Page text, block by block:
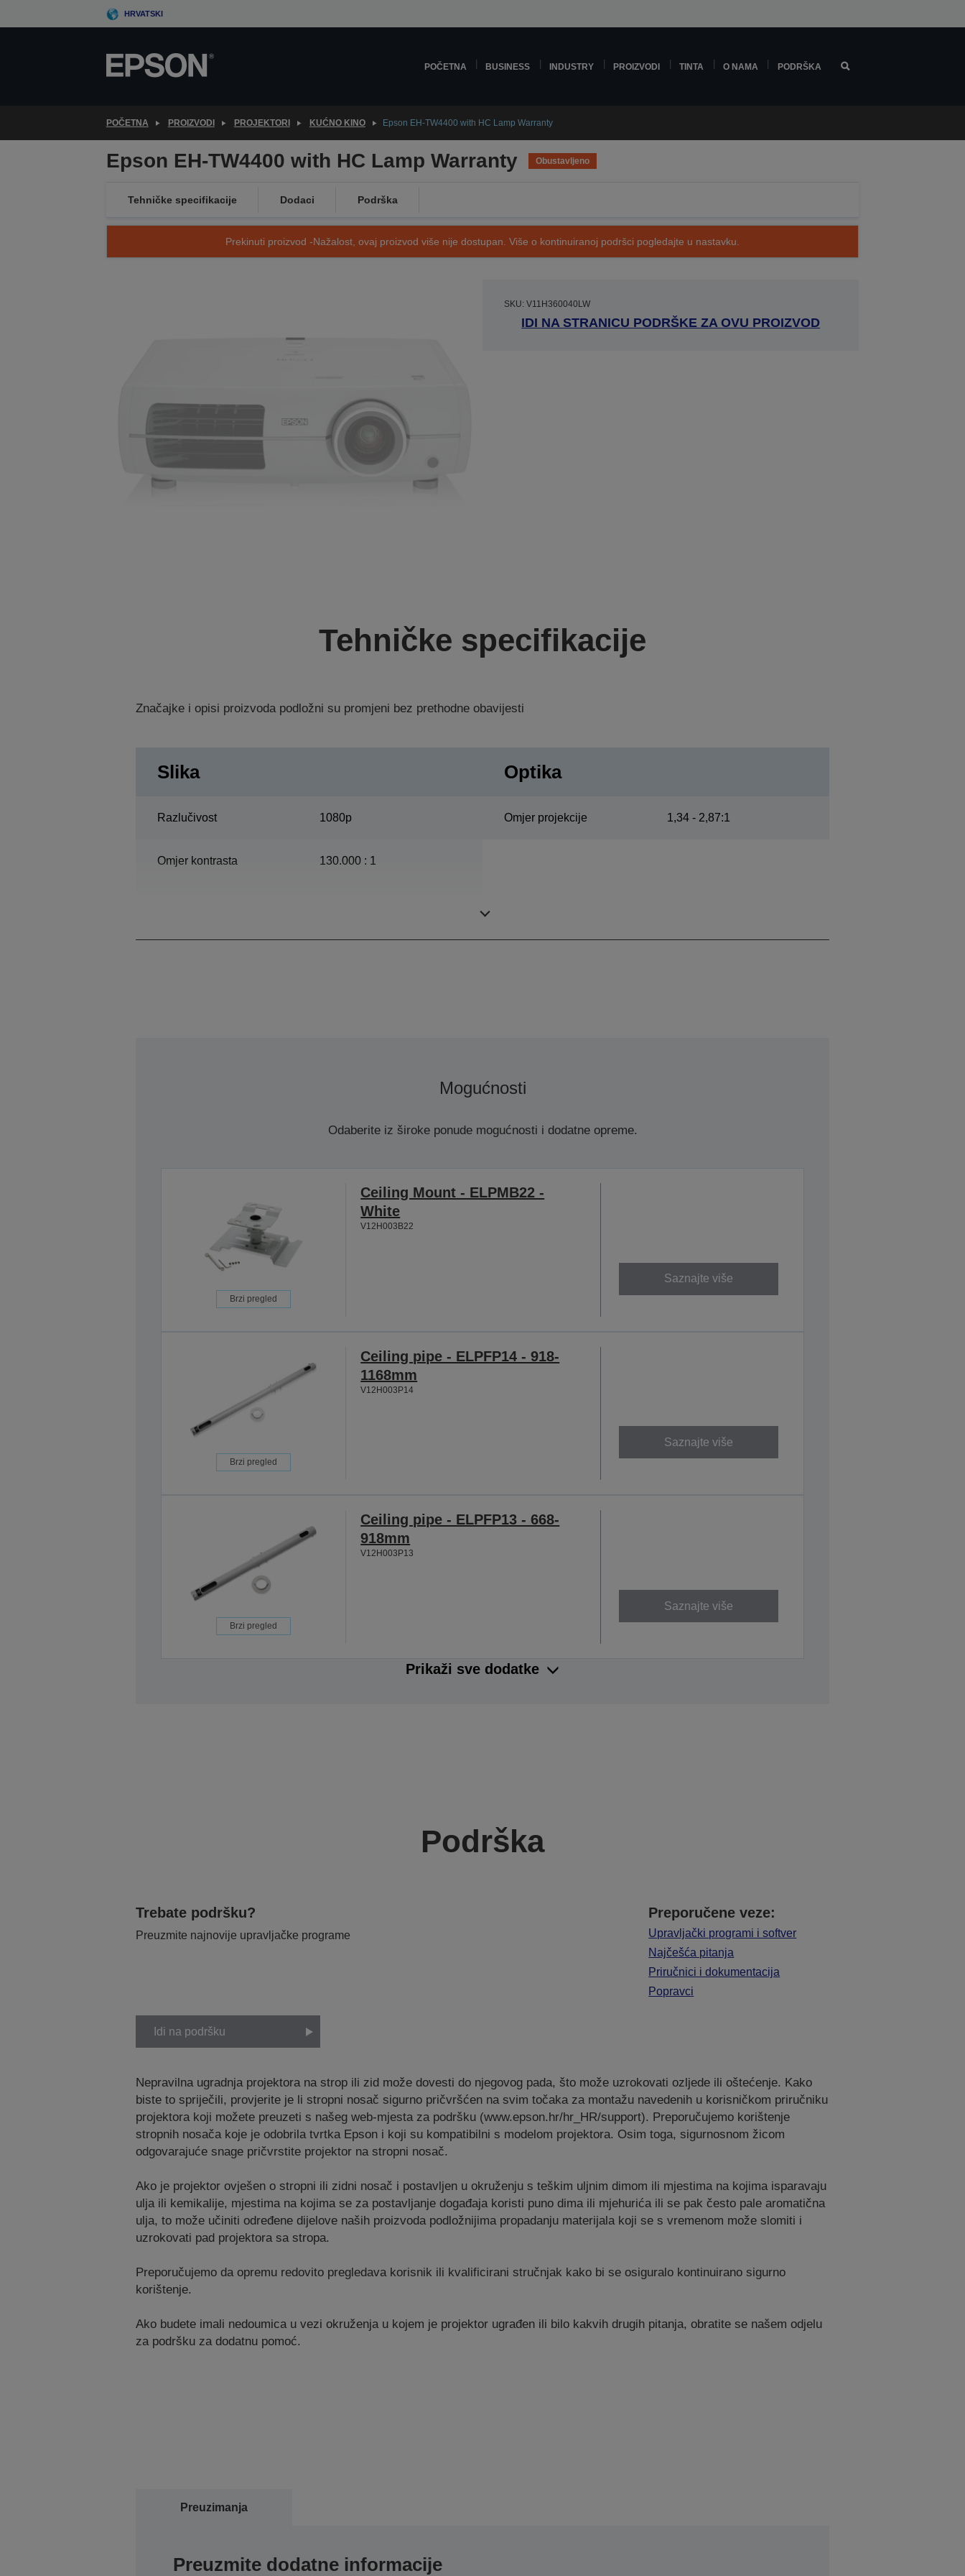
to
HRVATSKI
POČETNA BUSINESS INDUSTRY PROIZVODI TINTA O NAMA PODRŠKA
POČETNA PROIZVODI PROJEKTORI KUĆNO KINO Epson EH-TW4400 with HC Lamp Warranty
Epson EH-TW4400 with HC Lamp Warranty Obustavljeno
Tehničke specifikacije Dodaci Podrška
Prekinuti proizvod -Nažalost, ovaj proizvod više nije dostupan. Više o kontinuiranoj podršci pogledajte u nastavku.
SKU: V11H360040LW
IDI NA STRANICU PODRŠKE ZA OVU PROIZVOD
Tehničke specifikacije
Značajke i opisi proizvoda podložni su promjeni bez prethodne obavijesti
Slika
Razlučivost 1080p
Omjer kontrasta 130.000 : 1
Optika
Omjer projekcije 1,34 - 2,87:1
Mogućnosti
Odaberite iz široke ponude mogućnosti i dodatne opreme.
Brzi pregled
Ceiling Mount - ELPMB22 -
White
V12H003B22
Saznajte više
Brzi pregled
Ceiling pipe - ELPFP14 - 918-
1168mm
V12H003P14
Saznajte više
Brzi pregled
Ceiling pipe - ELPFP13 - 668-
918mm
V12H003P13
Saznajte više
Prikaži sve dodatke
Podrška
Trebate podršku?
Preuzmite najnovije upravljačke programe
Preporučene veze:
Upravljački programi i softver
Najčešća pitanja
Priručnici i dokumentacija
Popravci
Idi na podršku
Nepravilna ugradnja projektora na strop ili zid može dovesti do njegovog pada, što može uzrokovati ozljede ili oštećenje. Kako
biste to spriječili, provjerite je li stropni nosač sigurno pričvršćen na svim točaka za montažu navedenih u korisničkom priručniku
projektora koji možete preuzeti s našeg web-mjesta za podršku (www.epson.hr/hr_HR/support). Preporučujemo korištenje
stropnih nosača koje je odobrila tvrtka Epson i koji su kompatibilni s modelom projektora. Osim toga, sigurnosnom žicom
odgovarajuće snage pričvrstite projektor na stropni nosač.
Ako je projektor ovješen o stropni ili zidni nosač i postavljen u okruženju s teškim uljnim dimom ili mjestima na kojima isparavaju
ulja ili kemikalije, mjestima na kojima se za postavljanje događaja koristi puno dima ili mjehurića ili se pak često pale aromatična
ulja, to može učiniti određene dijelove naših proizvoda podložnijima propadanju materijala koji se s vremenom može slomiti i
uzrokovati pad projektora sa stropa.
Preporučujemo da opremu redovito pregledava korisnik ili kvalificirani stručnjak kako bi se osiguralo kontinuirano sigurno
korištenje.
Ako budete imali nedoumica u vezi okruženja u kojem je projektor ugrađen ili bilo kakvih drugih pitanja, obratite se našem odjelu
za podršku za dodatnu pomoć.
Preuzimanja
Preuzmite dodatne informacije